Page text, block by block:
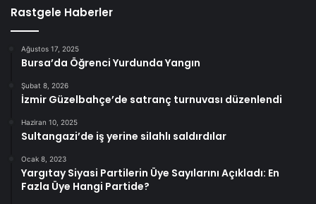
Rastgele Haberler
Ağustos 17, 2025
Bursa’da Öğrenci Yurdunda Yangın
Şubat 8, 2026
İzmir Güzelbahçe’de satranç turnuvası düzenlendi
Haziran 10, 2025
Sultangazi’de iş yerine silahlı saldırdılar
Ocak 8, 2023
Yargıtay Siyasi Partilerin Üye Sayılarını Açıkladı: En
Fazla Üye Hangi Partide?